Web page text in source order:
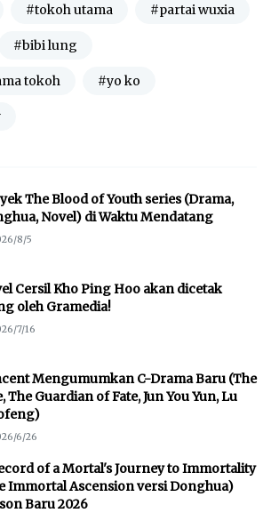
#tokoh utama #partai wuxia
#bibi lung
tokoh #yo ko
The Blood of Youth series (Drama,
Novel) di Waktu Mendatang
8/5
Cersil Kho Ping Hoo akan dicetak
oleh Gramedia!
7/16
Mengumumkan C-Drama Baru (The
The Guardian of Fate, Jun You Yun, Lu
6/26
of a Mortal's Journey to Immortality
Immortal Ascension versi Donghua)
Baru 2026